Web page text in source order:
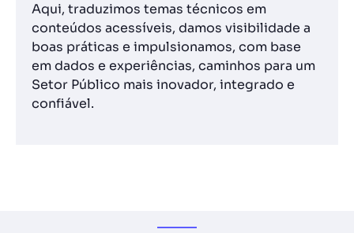
Aqui, traduzimos temas técnicos em
conteúdos acessíveis, damos visibilidade a
boas práticas e impulsionamos, com base
em dados e experiências, caminhos para um
Setor Público mais inovador, integrado e
confiável.